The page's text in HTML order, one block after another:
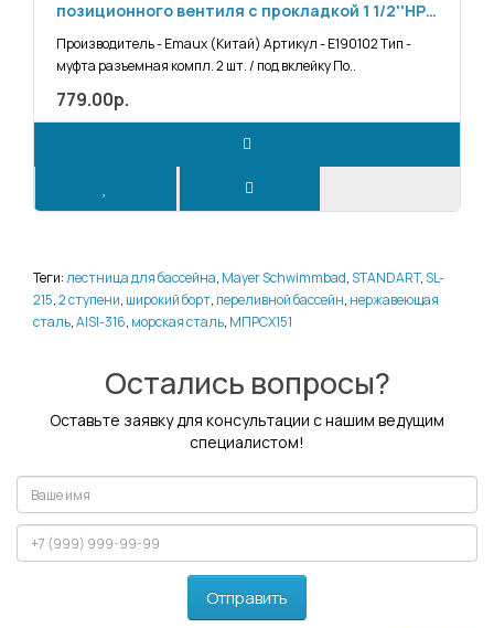
позиционного вентиля с прокладкой 1 1/2''НР,
MPV-01 (компл. 2 шт.) Emaux MPV / Е190102
Производитель - Emaux (Китай) Артикул - Е190102 Тип -
муфта разъемная компл. 2 шт. / под вклейку По..
779.00р.
Теги:лестница для бассейна, Mayer Schwimmbad,STANDART,SL-
215,2 ступени, широкий борт, переливной бассейн, нержавеющая
сталь,AISI-316, морская сталь, МПРСХ151
Остались вопросы?
Оставьте заявку для консультации с нашим ведущим
специалистом!
Отправить